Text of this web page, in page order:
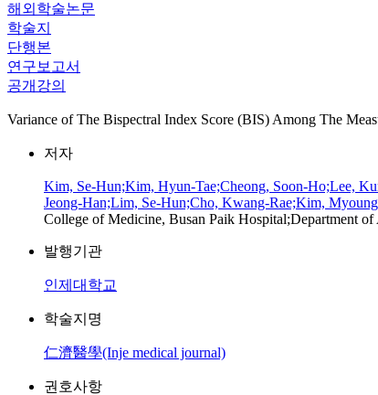
해외학술논문
학술지
단행본
연구보고서
공개강의
Variance of The Bispectral Index Score (BIS) Among The
저자
Kim, Se-Hun;Kim, Hyun-Tae;Cheong, Soon-Ho;Lee,
Jeong-Han;Lim, Se-Hun;Cho, Kwang-Rae;Kim,
College of Medicine, Busan Paik Hospital;Department
발행기관
인제대학교
학술지명
仁濟醫學(Inje medical journal)
권호사항